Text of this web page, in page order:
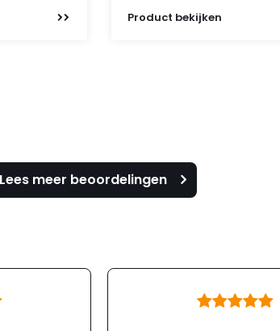
Product bekijken
Lees meer beoordelingen